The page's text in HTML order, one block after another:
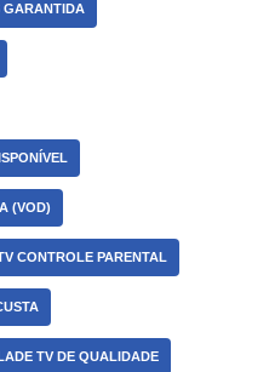
GARANTIDA
(VOD)
CONTROLE PARENTAL
TV DE QUALIDADE